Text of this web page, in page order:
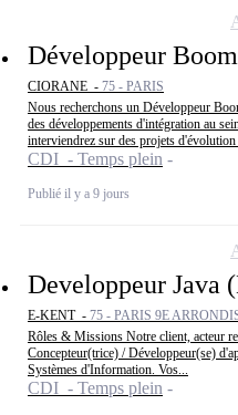
Développeur
CIORANE - 75 - PARIS
Nous recherchons un Développeur
des développements d'intégration au
interviendrez sur des projets d'évolution
CDI - Temps plein
Publié il y a 9 jours
Developpeur Java
E-KENT - 75 - PARIS 9E
Rôles & Missions Notre client, acteur
Concepteur(trice) / Développeur(se)
Systèmes d'Information. Vos...
CDI - Temps plein